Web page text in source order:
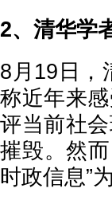
2、清华学
8月19日，
称近年来
评当前社
摧毁。然
时政信息”